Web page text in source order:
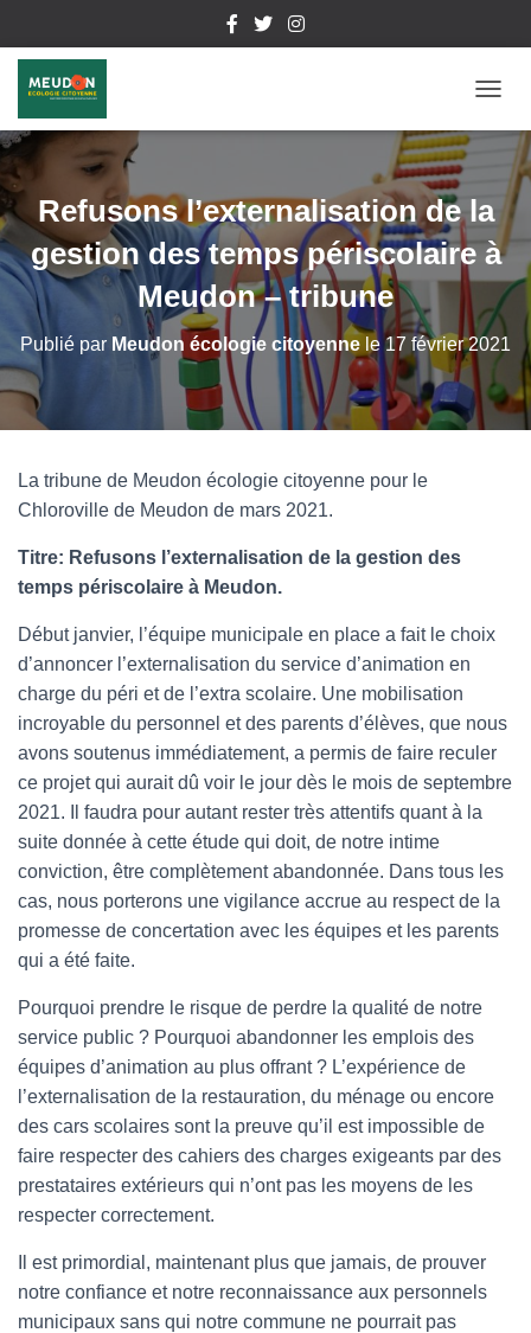
É
E
R
L
N
A
V
G
Refusons l’externalisation de la
gestion des temps périscolaire à
Meudon – tribune
Publié par Meudon écologie citoyenne le 17 février 2021
La tribune de Meudon écologie citoyenne pour le
Chloroville de Meudon de mars 2021.
Titre: Refusons l’externalisation de la gestion des
temps périscolaire à Meudon.
Début janvier, l’équipe municipale en place a fait le choix
d’annoncer l’externalisation du service d’animation en
charge du péri et de l’extra scolaire. Une mobilisation
incroyable du personnel et des parents d’élèves, que nous
avons soutenus immédiatement, a permis de faire reculer
ce projet qui aurait dû voir le jour dès le mois de septembre
2021. Il faudra pour autant rester très attentifs quant à la
suite donnée à cette étude qui doit, de notre intime
conviction, être complètement abandonnée. Dans tous les
cas, nous porterons une vigilance accrue au respect de la
promesse de concertation avec les équipes et les parents
qui a été faite.
Pourquoi prendre le risque de perdre la qualité de notre
service public ? Pourquoi abandonner les emplois des
équipes d’animation au plus offrant ? L’expérience de
l’externalisation de la restauration, du ménage ou encore
des cars scolaires sont la preuve qu’il est impossible de
faire respecter des cahiers des charges exigeants par des
prestataires extérieurs qui n’ont pas les moyens de les
respecter correctement.
Il est primordial, maintenant plus que jamais, de prouver
notre confiance et notre reconnaissance aux personnels
municipaux sans qui notre commune ne pourrait pas